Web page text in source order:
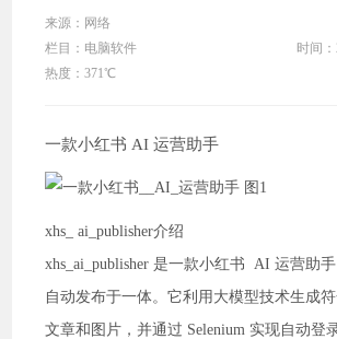
来源：网络
栏目： 电脑软件
时间：
热度：371℃
一款小红书 AI 运营助手
xhs_ ai_publisher介绍
xhs_ai_publisher 是一款小红书 AI 运营助
自动发布于一体。它利用大模型技术生成
文章和图片，并通过 Selenium 实现自动登